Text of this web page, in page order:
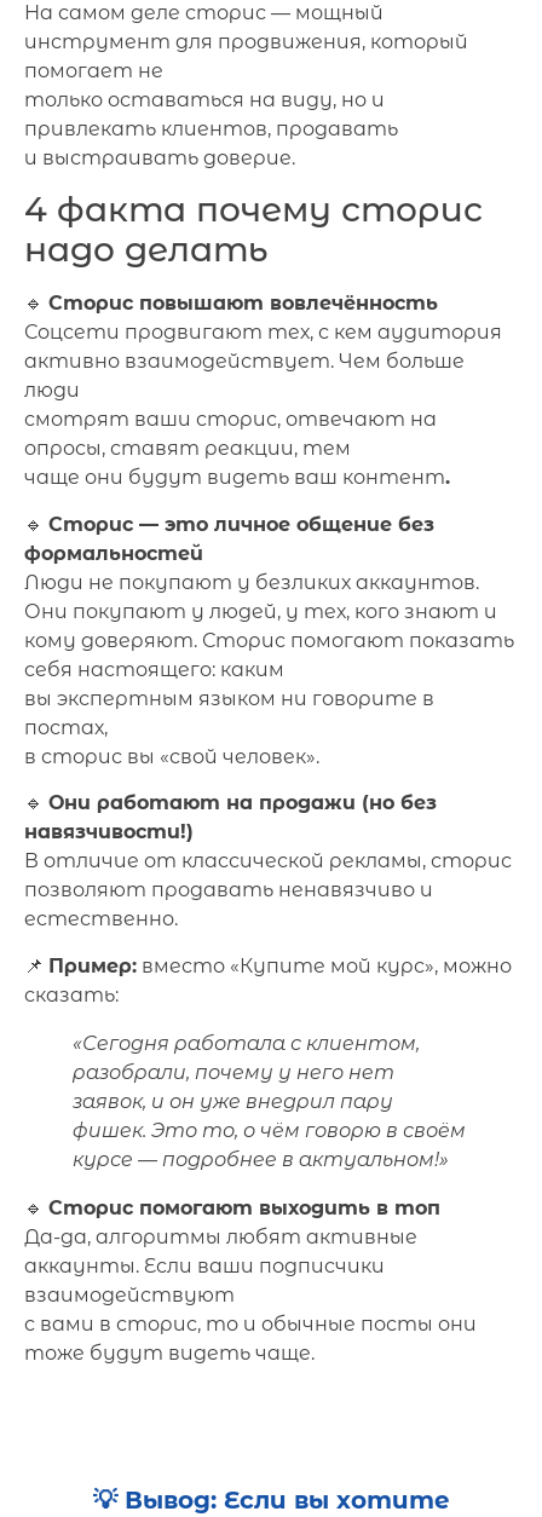
На самом деле сторис — мощный
инструмент для продвижения, который
помогает не
только оставаться на виду, но и
привлекать клиентов, продавать
и выстраивать доверие.
4 факта почему сторис
надо делать
🔹 Сторис повышают вовлечённость
Соцсети продвигают тех, с кем аудитория
активно взаимодействует. Чем больше
люди
смотрят ваши сторис, отвечают на
опросы, ставят реакции, тем
чаще они будут видеть ваш контент.
🔹 Сторис — это личное общение без
формальностей
Люди не покупают у безликих аккаунтов.
Они покупают у людей, у тех, кого знают и
кому доверяют. Сторис помогают показать
себя настоящего: каким
вы экспертным языком ни говорите в
постах,
в сторис вы «свой человек».
🔹 Они работают на продажи (но без
навязчивости!)
В отличие от классической рекламы, сторис
позволяют продавать ненавязчиво и
естественно.
📌 Пример: вместо «Купите мой курс», можно
сказать:
«Сегодня работала с клиентом,
разобрали, почему у него нет
заявок, и он уже внедрил пару
фишек. Это то, о чём говорю в своём
курсе — подробнее в актуальном!»
🔹 Сторис помогают выходить в топ
Да-да, алгоритмы любят активные
аккаунты. Если ваши подписчики
взаимодействуют
с вами в сторис, то и обычные посты они
тоже будут видеть чаще.
💡 Вывод: Если вы хотите